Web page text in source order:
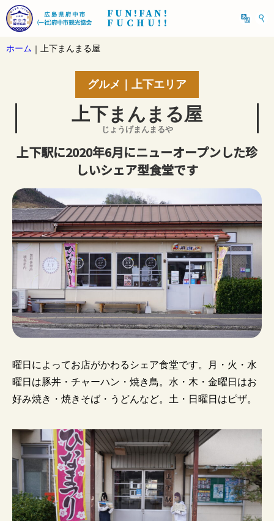
FUN!FAN!
FUCHU!!
ホーム ｜ 上下まんまる屋
グルメ｜上下エリア
上下まんまる屋
じょうげまんまるや
上下駅に2020年6月にニューオープンした珍
しいシェア型食堂です
曜日によってお店がかわるシェア食堂です。月・火・水
曜日は豚丼・チャーハン・焼き鳥。水・木・金曜日はお
好み焼き・焼きそば・うどんなど。土・日曜日はピザ。